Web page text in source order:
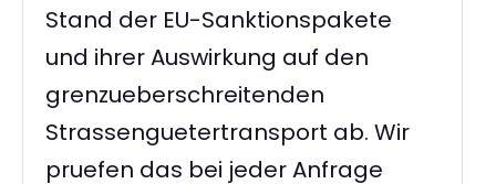
Stand der EU-Sanktionspakete
und ihrer Auswirkung auf den
grenzueberschreitenden
Strassenguetertransport ab. Wir
pruefen das bei jeder Anfrage